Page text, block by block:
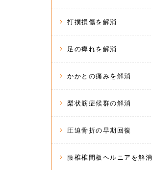
打撲損傷を解消
足の痺れを解消
かかとの痛みを解消
梨状筋症候群の解消
圧迫骨折の早期回復
腰椎椎間板ヘルニアを解消